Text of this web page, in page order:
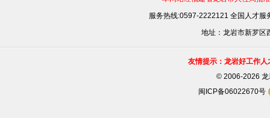
服务热线:0597-2222121 全国人才
地址：龙岩市新罗区
友情提示：龙岩好工作
©2006-2026 龙
闽ICP备06022670号